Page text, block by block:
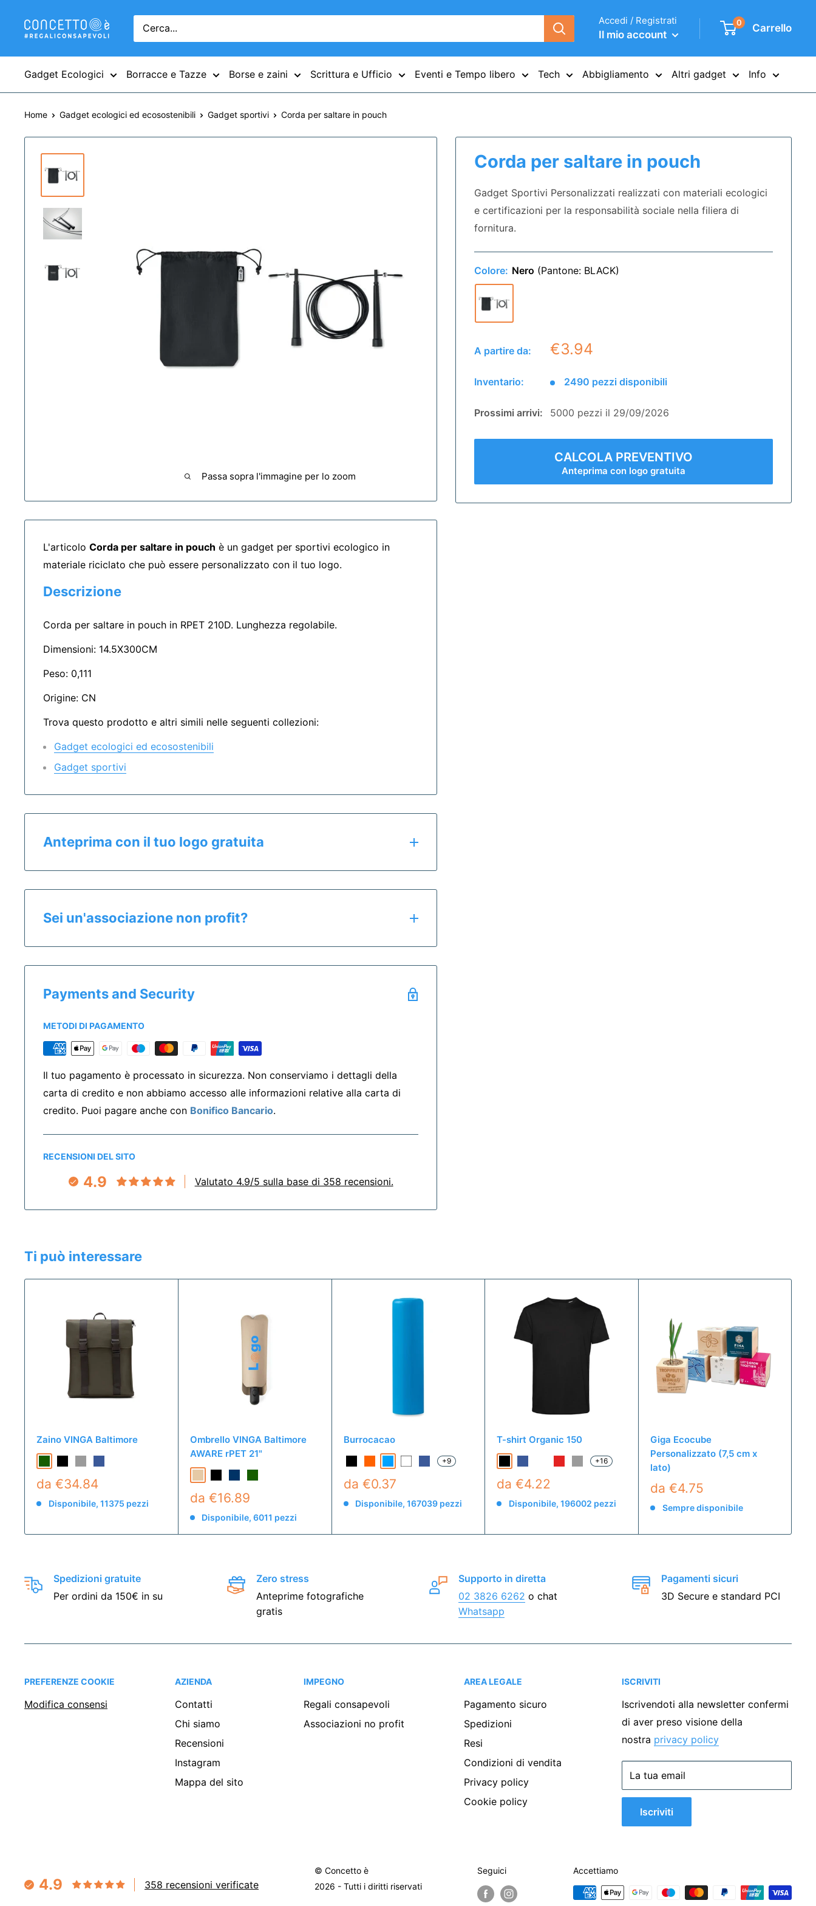
Accedi / Registrati
Il mio account
0 Carrello
Gadget Ecologici Borracce e Tazze Borse e zaini Scrittura e Ufficio Eventi e Tempo libero Tech Abbigliamento Altri gadget Info
Home Gadget ecologici ed ecosostenibili Gadget sportivi Corda per saltare in pouch
Passa sopra l'immagine per lo zoom
Corda per saltare in pouch
Gadget Sportivi Personalizzati realizzati con materiali ecologici
e certificazioni per la responsabilità sociale nella filiera di
fornitura.
Colore: Nero (Pantone: BLACK)
A partire da: €3.94
Inventario: 2490 pezzi disponibili
Prossimi arrivi: 5000 pezzi il 29/09/2026
CALCOLA PREVENTIVO
Anteprima con logo gratuita
L'articolo Corda per saltare in pouch è un gadget per sportivi ecologico in
materiale riciclato che può essere personalizzato con il tuo logo.
Descrizione
Corda per saltare in pouch in RPET 210D. Lunghezza regolabile.
Dimensioni: 14.5X300CM
Peso: 0,111
Origine: CN
Trova questo prodotto e altri simili nelle seguenti collezioni:
Gadget ecologici ed ecosostenibili
Gadget sportivi
Anteprima con il tuo logo gratuita
Clicca il pulsante "Preventivo & Anteprima" per:
Ricevere un'anteprima gratuita entro 24h
PREVENTIVO & ANTEPRIMA
Sei un'associazione non profit?
Se sei un'associazione non profit hai diritto a prezzi speciali. Offriamo uno
sconto dedicato a tutti gli enti del Terzo Settore.
Per registrare la tua associazione clicca
Payments and Security
METODI DI PAGAMENTO
Il tuo pagamento è processato in sicurezza. Non conserviamo i dettagli della
carta di credito e non abbiamo accesso alle informazioni relative alla carta di
credito. Puoi pagare anche con Bonifico Bancario.
RECENSIONI DEL SITO
4.9 Valutato 4.9/5 sulla base di 358 recensioni.
Ti può interessare
Zaino VINGA Baltimore
da €34.84
Disponibile, 11375 pezzi
Ombrello VINGA Baltimore
AWARE rPET 21"
da €16.89
Disponibile, 6011 pezzi
Burrocacao
+9
da €0.37
Disponibile, 167039 pezzi
T-shirt Organic 150
+16
da €4.22
Disponibile, 196002 pezzi
Giga Ecocube
Personalizzato (7,5 cm x
lato)
da €4.75
Sempre disponibile
Spedizioni gratuite
Per ordini da 150€ in su
Zero stress
Anteprime fotografiche
gratis
Supporto in diretta
02 3826 6262 o chat
Whatsapp
Pagamenti sicuri
3D Secure e standard PCI
PREFERENZE COOKIE
Modifica consensi
AZIENDA
Contatti
Chi siamo
Recensioni
Instagram
Mappa del sito
IMPEGNO
Regali consapevoli
Associazioni no profit
AREA LEGALE
Pagamento sicuro
Spedizioni
Resi
Condizioni di vendita
Privacy policy
Cookie policy
ISCRIVITI
Iscrivendoti alla newsletter confermi
di aver preso visione della
nostra privacy policy
La tua email
Iscriviti
4.9 358 recensioni verificate
© Concetto è
2026 - Tutti i diritti riservati
Seguici Accettiamo